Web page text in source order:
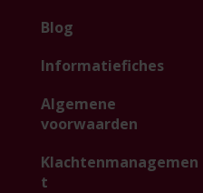
Blog
Informatiefiches
Algemene
voorwaarden
Klachtenmanagemen
t